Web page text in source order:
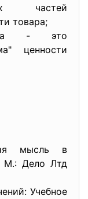
частей
товара;
- это
ценности
мысль в
М.: Дело Лтд
Учебное